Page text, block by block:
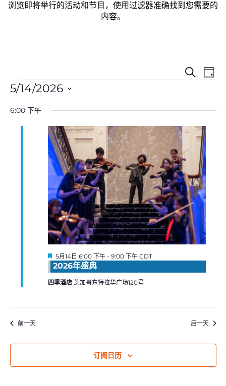
浏览即将举行的活动和节目，使用过滤器准确找到您需要的
内容。
活
动
视
导
航
搜
活
动
天
用
5
5/14/2026
择
6:00 下午
2026年盛典
推
荐
5月14日 6:00 下午- 9:00 下午 CDT
四季酒店 芝加哥东特拉华广场120号
前一天 后一天
订阅日历